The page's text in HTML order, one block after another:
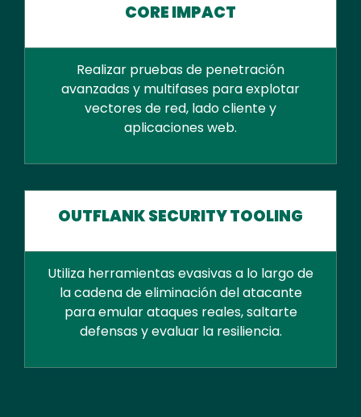
CORE IMPACT
Realizar pruebas de penetración
avanzadas y multifases para explotar
vectores de red, lado cliente y
aplicaciones web.
OUTFLANK SECURITY TOOLING
Utiliza herramientas evasivas a lo largo de
la cadena de eliminación del atacante
para emular ataques reales, saltarte
defensas y evaluar la resiliencia.